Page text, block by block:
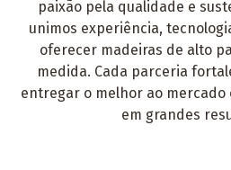
paixão pela qualidade e
unimos experiência,
oferecer madeiras de alto
medida. Cada parceria
entregar o melhor ao
em grandes